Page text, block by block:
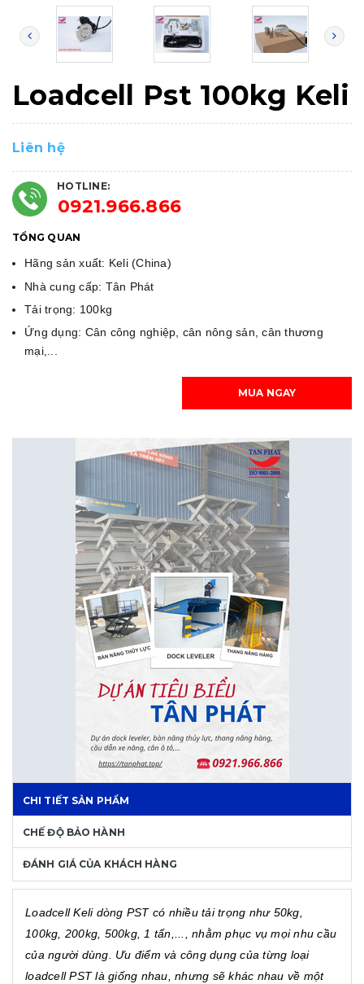
Loadcell Pst 100kg Keli
Liên hệ
HOTLINE:
0921.966.866
TỔNG QUAN
Hãng sản xuất: Keli (China)
Nhà cung cấp: Tân Phát
Tải trọng: 100kg
Ứng dụng: Cân công nghiệp, cân nông sản, cân thương
mại,...
MUA NGAY
CHI TIẾT SẢN PHẨM
CHẾ ĐỘ BẢO HÀNH
ĐÁNH GIÁ CỦA KHÁCH HÀNG
Loadcell Keli dòng PST có nhiều tải trọng như 50kg,
100kg, 200kg, 500kg, 1 tấn,..., nhằm phục vụ mọi nhu cầu
của người dùng. Ưu điểm và công dụng của từng loại
loadcell PST là giống nhau, nhưng sẽ khác nhau về một